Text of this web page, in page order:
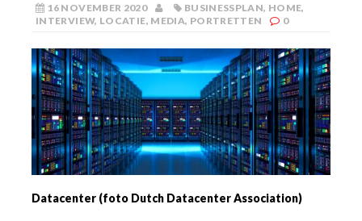
16 NOVEMBER 2020 BUSINESSPLAN, HOME,
INTERVIEW, LOCATIE, MEDIA, PORTRETTEN 0
Datacenter (foto Dutch Datacenter Association)